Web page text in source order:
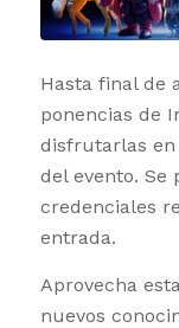
Hasta final de
ponencias de
disfrutarlas
del evento. Se
credenciales
entrada.
Aprovecha
nuevos